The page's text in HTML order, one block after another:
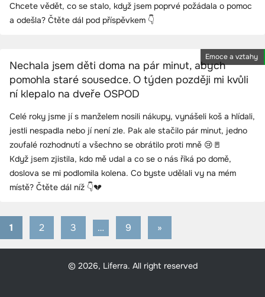
Chcete vědět, co se stalo, když jsem poprvé požádala o pomoc
a odešla? Čtěte dál pod příspěvkem 👇
Emoce a vztahy
Nechala jsem děti doma na pár minut, abych
pomohla staré sousedce. O týden později mi kvůli
ní klepalo na dveře OSPOD
Celé roky jsme jí s manželem nosili nákupy, vynášeli koš a hlídali,
jestli nespadla nebo jí není zle. Pak ale stačilo pár minut, jedno
zoufalé rozhodnutí a všechno se obrátilo proti mně 😢🚪
Když jsem zjistila, kdo mě udal a co se o nás říká po domě,
doslova se mi podlomila kolena. Co byste udělali vy na mém
místě? Čtěte dál níž 👇💔
Stránkování
příspěvků
1 2 3 … 9
Next
»
© 2026, Liferra. All right reserved